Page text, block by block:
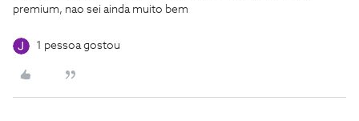
premium, nao sei ainda muito bem
1 pessoa gostou